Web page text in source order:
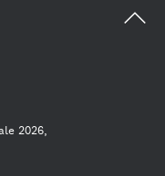
2026,